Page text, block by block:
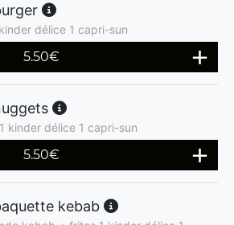
délice 1 capri-sun
5.50€
kinder délice 1 capri-sun
5.50€
kebab